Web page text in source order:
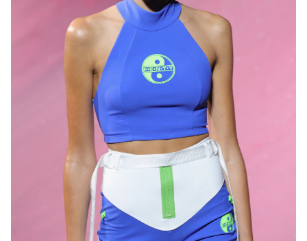
Фото: Getty Images